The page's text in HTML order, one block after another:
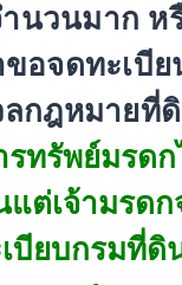
นวนมาก ห
อจดทะเบี
กฎหมายที่
ทรัพย์มรดก
แต่เจ้ามรด
ยบกรมที่ดิ